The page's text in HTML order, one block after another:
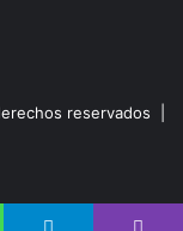
reservados |